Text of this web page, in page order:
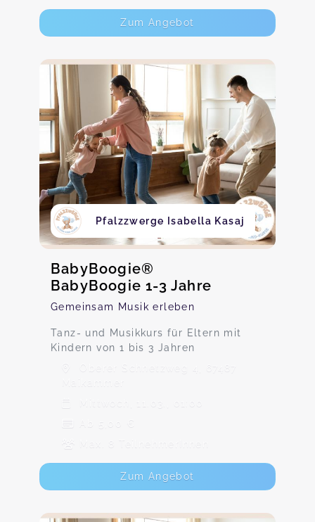
Zum Angebot
Pfalzzwerge Isabella Kasaj
BabyBoogie®
BabyBoogie 1-3 Jahre
Gemeinsam Musik erleben
Tanz- und Musikkurs für Eltern mit
Kindern von 1 bis 3 Jahren
Oberer Schnetzweg 4, 67487
Maikammer
Mittwoch, 11.03., 01:00
Ab 5,00 €
Max. 8 TeilnehmerInnen
Zum Angebot